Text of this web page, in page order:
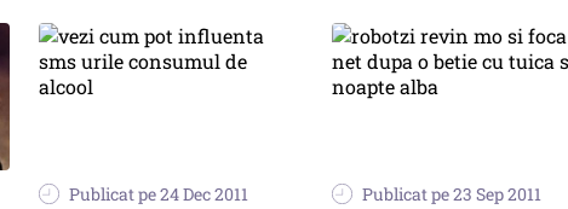
Publicat pe 24 Dec 2011 Publicat pe 23 Sep 2011